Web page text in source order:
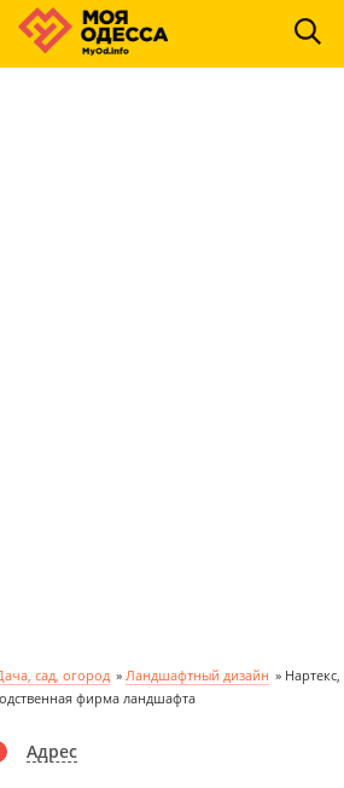
сад, огород » Ландшафтный дизайн » Нартекс,
фирма ландшафта
Адрес